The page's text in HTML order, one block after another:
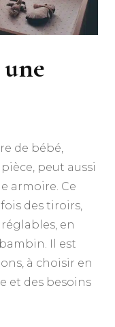
de bébé,
peut aussi
armoire. Ce
des tiroirs,
en
Il est
à choisir en
et des besoins